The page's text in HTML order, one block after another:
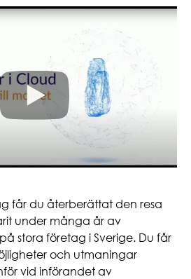
får du återberättat den resa
under många år av
stora företag i Sverige. Du får
och utmaningar
vid införandet av